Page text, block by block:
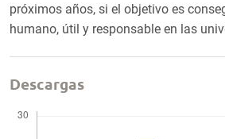
próximos años, si el objetivo es
humano, útil y responsable en las
Descargas